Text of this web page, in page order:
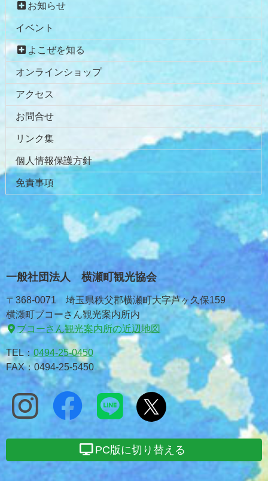
お知らせ
イベント
よこぜを知る
オンラインショップ
アクセス
お問合せ
リンク集
個人情報保護方針
免責事項
一般社団法人 横瀬町観光協会
〒368-0071 埼玉県秩父郡横瀬町大字芦ヶ久保159
横瀬町ブコーさん観光案内所内
ブコーさん観光案内所の近辺地図
TEL：0494-25-0450
FAX：0494-25-5450
PC版に切り替える